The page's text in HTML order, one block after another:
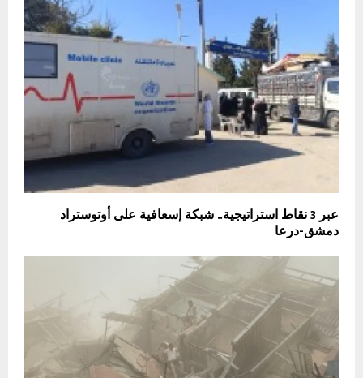
عبر 3 نقاط استراتيجية.. شبكة إسعافية على أوتوستراد
دمشق-درعا